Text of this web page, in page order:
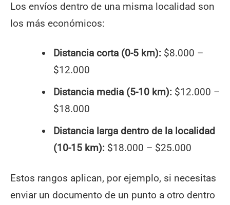
Los envíos dentro de una misma localidad son
los más económicos:
Distancia corta (0-5 km): $8.000 –
$12.000
Distancia media (5-10 km): $12.000 –
$18.000
Distancia larga dentro de la localidad
(10-15 km): $18.000 – $25.000
Estos rangos aplican, por ejemplo, si necesitas
enviar un documento de un punto a otro dentro